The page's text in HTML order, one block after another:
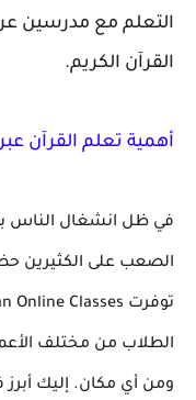
التعلم مع مدرسين
القرآن الكريم.
أهمية تعلم القرآن عبر
في ظل انشغال الناس
الصعب على الكثيرين
توفرت Online Classes
الطلاب من مختلف
ومن أي مكان. إليك أبرز